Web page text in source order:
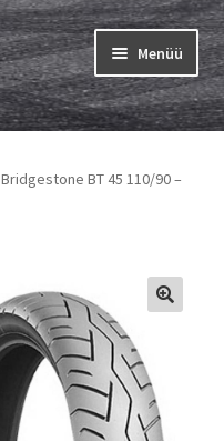
Menüü
Ava
Ava
Ava
Bridgestone BT 45 110/90 –